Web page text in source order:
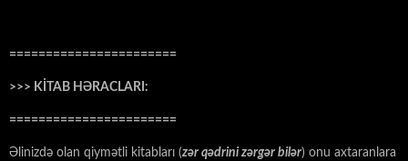
=======================
>>> KİTAB HƏRACLARI:
=======================
Əlinizdə olan qiymətli kitabları (zər qədrini zərgər bilər) onu axtaranlara